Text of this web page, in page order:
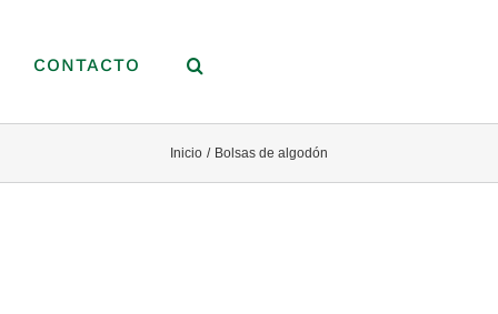
CONTACTO
Inicio Bolsas de algodón